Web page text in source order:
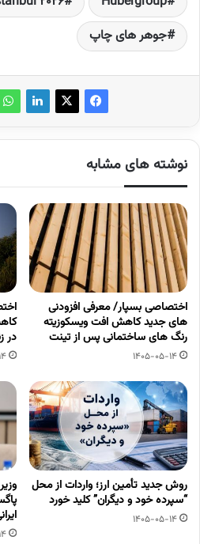
جوهر های چاپ
نوشته های مشابه
اختصاصی بسپار/ معرفی افزودنی
های جدید کاهش افت ویسکوزیته
رنگ های ساختمانی پس از تینت
1405-05-14
در
روش جدید تأمین ارز؛ واردات از محل
“سپرده خود و دیگران” کلید خورد
1405-05-14